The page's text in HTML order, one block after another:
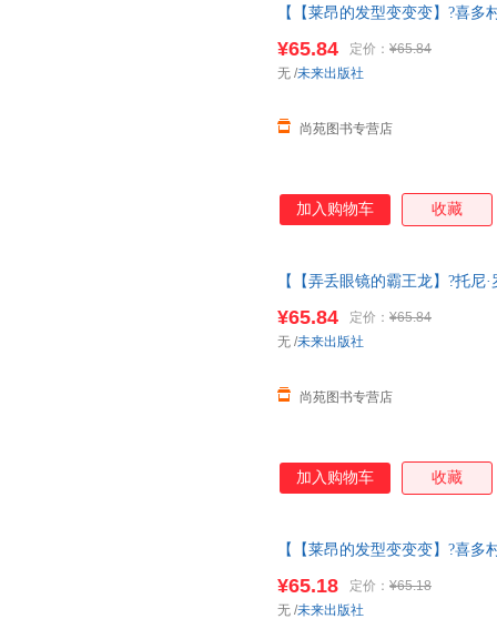
【【莱昂的发型变变变】?喜多
退换货【让您无忧购物】
¥65.84 定价： ¥65.84
尚苑图书专营店
无 /未来出版社
加入购物车 收藏
【【弄丢眼镜的霸王龙】?托尼
换货【让您无忧购物】
¥65.84 定价： ¥65.84
尚苑图书专营店
无 /未来出版社
加入购物车 收藏
【【莱昂的发型变变变】?喜多
变】?喜多村惠
¥65.18 定价： ¥65.18
无 /未来出版社